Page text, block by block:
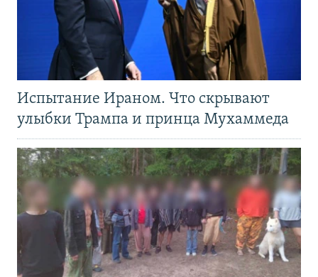
Испытание Ираном. Что скрывают
улыбки Трампа и принца Мухаммеда